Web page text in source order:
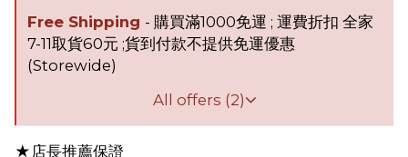
Free Shipping - 購買滿1000免運 ; 運費折扣 全家
7-11取貨60元 ;貨到付款不提供免運優惠
(Storewide)
All offers (2)
★店長推薦保證